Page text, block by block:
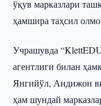
ўқув марказлари
ҳамшира таҳсил
Учрашувда
агентлиги билан
Янгийўл, Андижон
ҳам шундай